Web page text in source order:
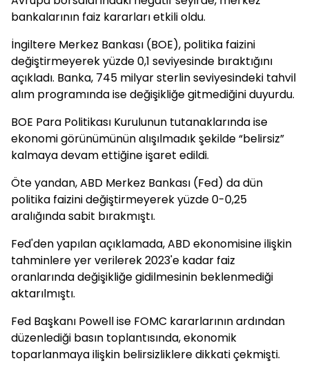
bankalarının faiz kararları etkili oldu.
İngiltere Merkez Bankası (BOE), politika faizini
değiştirmeyerek yüzde 0,1 seviyesinde bıraktığını
açıkladı. Banka, 745 milyar sterlin seviyesindeki tahvil
alım programında ise değişikliğe gitmediğini duyurdu.
BOE Para Politikası Kurulunun tutanaklarında ise
ekonomi görünümünün alışılmadık şekilde “belirsiz”
kalmaya devam ettiğine işaret edildi.
Öte yandan, ABD Merkez Bankası (Fed) da dün
politika faizini değiştirmeyerek yüzde 0-0,25
aralığında sabit bırakmıştı.
Fed'den yapılan açıklamada, ABD ekonomisine ilişkin
tahminlere yer verilerek 2023'e kadar faiz
oranlarında değişikliğe gidilmesinin beklenmediği
aktarılmıştı.
Fed Başkanı Powell ise FOMC kararlarının ardından
düzenlediği basın toplantısında, ekonomik
toparlanmaya ilişkin belirsizliklere dikkati çekmişti.